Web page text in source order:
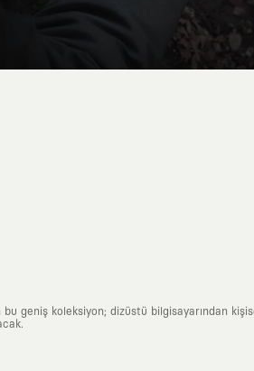
geniş koleksiyon; dizüstü bilgisayarından